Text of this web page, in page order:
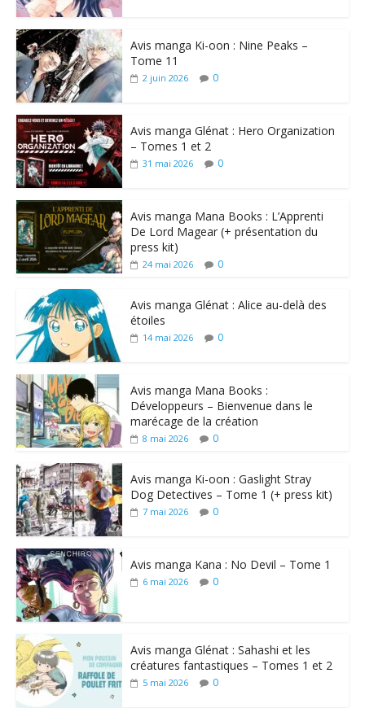
Avis manga Ki-oon : Nine Peaks –
Tome 11
2 juin 2026 0
Avis manga Glénat : Hero Organization
– Tomes 1 et 2
31 mai 2026 0
Avis manga Mana Books : L’Apprenti
De Lord Magear (+ présentation du
press kit)
24 mai 2026 0
Avis manga Glénat : Alice au-delà des
étoiles
14 mai 2026 0
Avis manga Mana Books :
Développeurs – Bienvenue dans le
marécage de la création
8 mai 2026 0
Avis manga Ki-oon : Gaslight Stray
Dog Detectives – Tome 1 (+ press kit)
7 mai 2026 0
Avis manga Kana : No Devil – Tome 1
6 mai 2026 0
Avis manga Glénat : Sahashi et les
créatures fantastiques – Tomes 1 et 2
5 mai 2026 0